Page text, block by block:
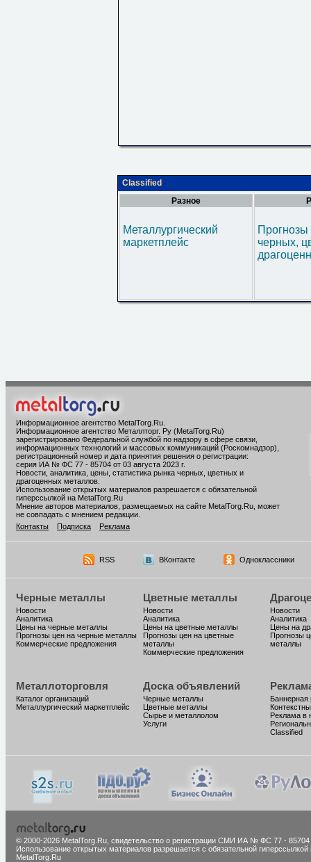
Classified
Разное
Металлургический
маркетплейс
черных,
Информационное агентство MetalTorg.Ru
Информационное агентство Металлторг. Ру (MetalTorg.Ru)
зарегистрировано Федеральной службой по надзору в сфере связи,
информационных технологий и массовых коммуникаций (Роскомнадзор),
регистрационный номер и дата принятия решения о регистрации:
серия ИА № ФС 77 - 85704 от 03 августа 2023 г.
Новости, аналитика, цены, статистика рынка черных, цветных и
драгоценных металлов.
Использование открытых материалов разрешается с обязательной
гиперссылкой на MetalTorg.Ru
Мнение авторов материалов, размещаемых на сайте MetalTorg.Ru, может
не совпадать с мнением редакции.
Контакты
Подписка Реклама
RSS ВКонтакте Одноклассники
Черные металлы
Новости
Аналитика
Цены на черные металлы
Прогнозы цен на черные металлы
Коммерческие предложения
Цветные металлы
Новости
Аналитика
Цены на цветные металлы
Прогнозы цен на цветные
металлы
Коммерческие предложения
Новости
Аналитика
Цены на
Прогнозы
металлы
Металлоторговля
Каталог организаций
Металлургический маркетплейс
Доска объявлений
Черные металлы
Цветные металлы
Сырье и металлолом
Услуги
Баннерная
Реклама в
Classified
© 2000-2026 MetalTorg.Ru, cвидетельство о регистрации СМИ ИА № ФС 77 - 85704
Использование открытых материалов разрешается с обязательной гиперссылкой
MetalTorg.Ru